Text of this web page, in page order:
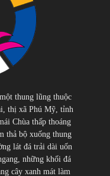
thung lũng thuộc
thị xã Phú Mỹ, tỉnh
Chùa thấp thoáng
thả bộ xuống thung
lát đá trải dài uốn
những khối đá
cây xanh mát làm